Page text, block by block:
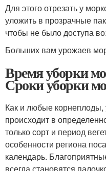
Для этого отрезать у
уложить в прозрачные
чтобы не было доступа
Больших вам урожаев
Время уборки
Сроки уборки
Как и любые корнеплоды,
происходит в
только сорт и период
особенности региона
календарь.